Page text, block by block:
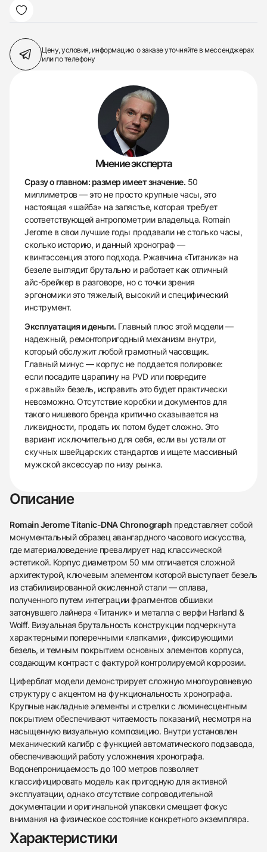
438
285
145
142
205
204
195
150
6
Цену, условия, информацию о заказеуточняйте в мессенджерах
или по телефону
Мнение эксперта
Сразу о главном: размер имеет значение. 50
миллиметров — это не просто крупные часы, это
настоящая «шайба» на запястье, которая требует
соответствующей антропометрии владельца. Romain
Jerome в свои лучшие годы продавали не столько часы,
сколько историю, и данный хронограф —
квинтэссенция этого подхода. Ржавчина «Титаника» на
безеле выглядит брутально и работает как отличный
айс-брейкер в разговоре, но с точки зрения
эргономики это тяжелый, высокий и специфический
инструмент.
Эксплуатация и деньги. Главный плюс этой модели —
надежный, ремонтопригодный механизм внутри,
который обслужит любой грамотный часовщик.
Главный минус — корпус не поддается полировке:
если посадите царапину на PVD или повредите
«ржавый» безель, исправить это будет практически
невозможно. Отсутствие коробки и документов для
такого нишевого бренда критично сказывается на
ликвидности, продать их потом будет сложно. Это
вариант исключительно для себя, если вы устали от
скучных швейцарских стандартов и ищете массивный
мужской аксессуар по низу рынка.
Описание
Romain Jerome Titanic-DNA Chronograph представляет собой
монументальный образец авангардного часового искусства,
где материаловедение превалирует над классической
эстетикой. Корпус диаметром 50 мм отличается сложной
архитектурой, ключевым элементом которой выступает безель
из стабилизированной окисленной стали — сплава,
полученного путем интеграции фрагментов обшивки
затонувшего лайнера «Титаник» и металла с верфи Harland &
Wolff. Визуальная брутальность конструкции подчеркнута
характерными поперечными «лапками», фиксирующими
безель, и темным покрытием основных элементов корпуса,
создающим контраст с фактурой контролируемой коррозии.
Циферблат модели демонстрирует сложную многоуровневую
структуру с акцентом на функциональность хронографа.
Крупные накладные элементы и стрелки с люминесцентным
покрытием обеспечивают читаемость показаний, несмотря на
насыщенную визуальную композицию. Внутри установлен
механический калибр с функцией автоматического подзавода,
обеспечивающий работу усложнения хронографа.
Водонепроницаемость до 100 метров позволяет
классифицировать модель как пригодную для активной
эксплуатации, однако отсутствие сопроводительной
документации и оригинальной упаковки смещает фокус
внимания на физическое состояние конкретного экземпляра.
Характеристики
Заказать эти часы
Оставьте ваши контактные данные и мы свяжемся
Трейд-ин часов
Оставьте ваши контактные данные и мы свяжемся
с вами
Romain Jerome